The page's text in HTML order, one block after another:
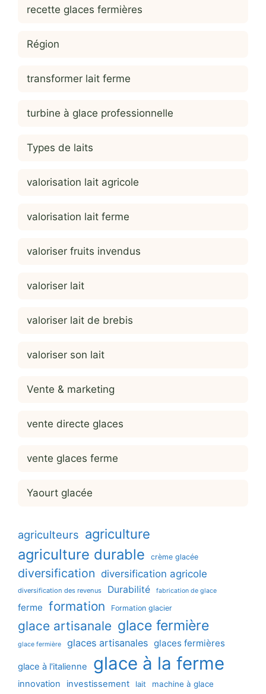
recette glaces fermières
Région
transformer lait ferme
turbine à glace professionnelle
Types de laits
valorisation lait agricole
valorisation lait ferme
valoriser fruits invendus
valoriser lait
valoriser lait de brebis
valoriser son lait
Vente & marketing
vente directe glaces
vente glaces ferme
Yaourt glacée
agriculteurs agriculture
agriculture durable crème glacée
diversification diversification agricole
diversification des revenus Durabilité fabrication de glace
ferme formation Formation glacier
glace artisanale glace fermière
glace fermière glaces artisanales glaces fermières
glace à l'italienne glace à la ferme
innovation investissement lait machine à glace